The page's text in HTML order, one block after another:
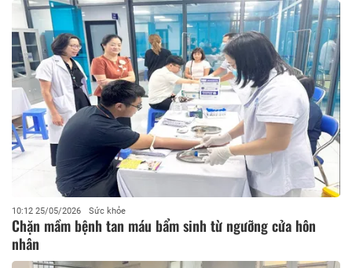
10:12 25/05/2026 Sức khỏe
Chặn mầm bệnh tan máu bẩm sinh từ ngưỡng cửa hôn
nhân